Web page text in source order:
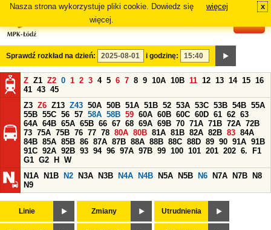
Nasza strona wykorzystuje pliki cookie. Dowiedz się
więcej.
więcej x
Sprawdź rozkład na dzień: i godzinę:
Z Z1 Z2 0 1 2 3 4 5 6 7 8 9 10A 10B 11 12 13 14 15 16
41 43 45
Z3 Z6 Z13 Z43 50A 50B 51A 51B 52 53A 53C 53B 54B 55A
55B 55C 56 57 58A 58B 59 60A 60B 60C 60D 61 62 63
64A 64B 65A 65B 66 67 68 69A 69B 70 71A 71B 72A 72B
73 75A 75B 76 77 78 80A 80B 81A 81B 82A 82B 83 84A
84B 85A 85B 86 87A 87B 88A 88B 88C 88D 89 90 91A 91B
91C 92A 92B 93 94 96 97A 97B 99 100 101 201 202 6.
F1
G1 G2 H
W
N1A
N1B N2 N3A N3B N4A N4B N5A N5B N6 N7A N7B
N8
N9
Linie Zmiany Utrudnienia